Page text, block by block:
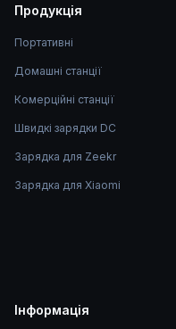
Продукція
Портативні
Домашні станції
Комерційні станції
Швидкі зарядки DC
Зарядка для Zeekr
Зарядка для Xiaomi
Інформація